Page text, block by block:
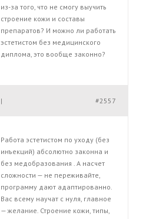
из-за того, что не смогу выучить
строение кожи и составы
препаратов? И можно ли работать
эстетистом без медицинского
диплома, это вообще законно?
#2557
|
Работа эстетистом по уходу (без
инъекций) абсолютно законна и
без медобразования . А насчет
сложности — не переживайте,
программу дают адаптированно.
Вас всему научат с нуля, главное
— желание. Строение кожи, типы,